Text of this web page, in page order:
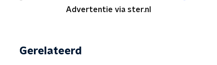
Advertentie via ster.nl
Gerelateerd